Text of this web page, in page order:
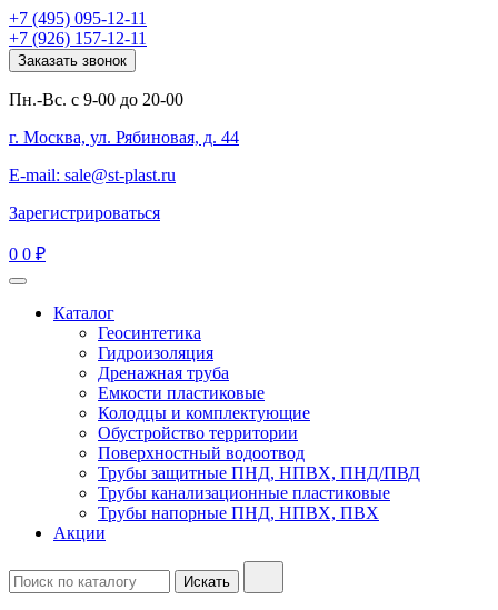
+7 (495) 095-12-11
+7 (926) 157-12-11
Заказать звонок
Пн.-Вс. с 9-00 до 20-00
г. Москва, ул. Рябиновая, д. 44
E-mail: sale@st-plast.ru
Зарегистрироваться
0 0 ₽
Каталог
Геосинтетика
Гидроизоляция
Дренажная труба
Емкости пластиковые
Колодцы и комплектующие
Обустройство территории
Поверхностный водоотвод
Трубы защитные ПНД, НПВХ, ПНД/ПВД
Трубы канализационные пластиковые
Трубы напорные ПНД, НПВХ, ПВХ
Акции